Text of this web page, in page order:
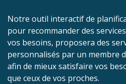
Notre outil interactif de
pour recommander des
vos besoins, proposera des
personnalisés par un membre
afin de mieux satisfaire vos
que ceux de vos proches.